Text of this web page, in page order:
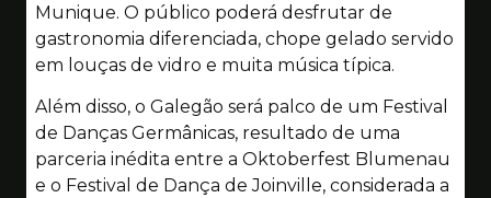
Munique. O público poderá desfrutar de
gastronomia diferenciada, chope gelado servido
em louças de vidro e muita música típica.
Além disso, o Galegão será palco de um Festival
de Danças Germânicas, resultado de uma
parceria inédita entre a Oktoberfest Blumenau
e o Festival de Dança de Joinville, considerada a